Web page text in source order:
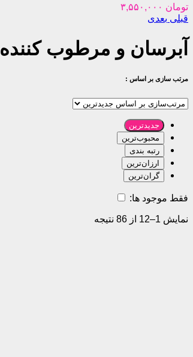
تومان
قبلی بعدی
آبرسان و مرطوب کننده
مرتب سازی بر اساس :
جدیدترین
محبوب‌ترین
رتبه بندی
ارزان‌ترین
گران‌ترین
فقط موجود ها:
نمایش 1–12 از 86 نتیجه